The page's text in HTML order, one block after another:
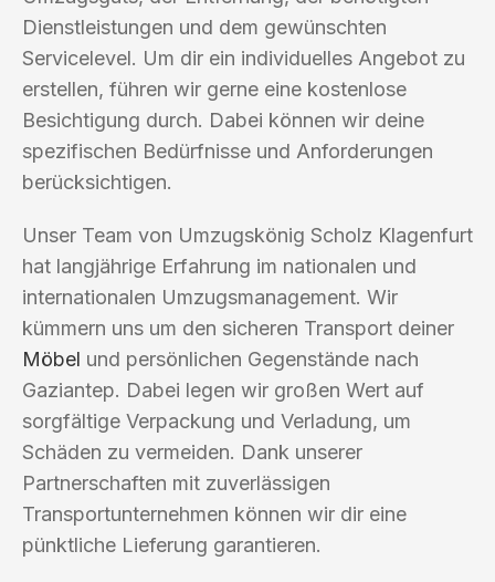
Dienstleistungen und dem gewünschten
Servicelevel. Um dir ein individuelles Angebot zu
erstellen, führen wir gerne eine kostenlose
Besichtigung durch. Dabei können wir deine
spezifischen Bedürfnisse und Anforderungen
berücksichtigen.
Unser Team von Umzugskönig Scholz Klagenfurt
hat langjährige Erfahrung im nationalen und
internationalen Umzugsmanagement. Wir
kümmern uns um den sicheren Transport deiner
Möbel und persönlichen Gegenstände nach
Gaziantep. Dabei legen wir großen Wert auf
sorgfältige Verpackung und Verladung, um
Schäden zu vermeiden. Dank unserer
Partnerschaften mit zuverlässigen
Transportunternehmen können wir dir eine
pünktliche Lieferung garantieren.